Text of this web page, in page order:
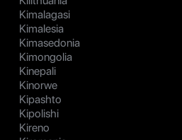
Kimalagasi
Kimalesia
Kimasedonia
Kimongolia
Kinepali
Kinorwe
Kipashto
Kipolishi
Kireno